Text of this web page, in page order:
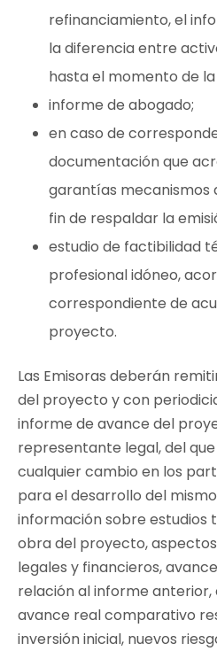
refinanciamiento, el
la diferencia entre
hasta el momento de la
informe de abogado;
en caso de
documentación que
garantías mecanismos
fin de respaldar la
estudio de factibilidad
profesional idóneo,
correspondiente de
proyecto.
Las Emisoras deberán
del proyecto y con
informe de avance del
representante legal, del
cualquier cambio en los
para el desarrollo del
información sobre estudios
obra del proyecto,
legales y financieros,
relación al informe anterior,
avance real comparativo
inversión inicial, nuevos